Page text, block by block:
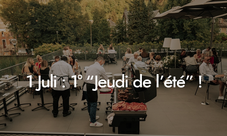
1 Juli : 1° “Jeudi de l’été” !